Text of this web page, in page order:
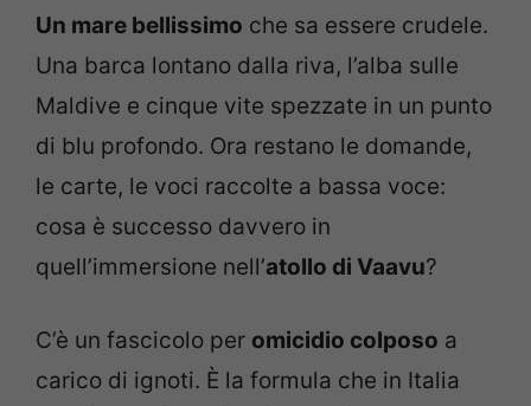
Un mare bellissimo che sa essere crudele.
Una barca lontano dalla riva, l’alba sulle
Maldive e cinque vite spezzate in un punto
di blu profondo. Ora restano le domande,
le carte, le voci raccolte a bassa voce:
cosa è successo davvero in
quell’immersione nell’atollo di Vaavu?
C’è un fascicolo per omicidio colposo a
carico di ignoti. È la formula che in Italia